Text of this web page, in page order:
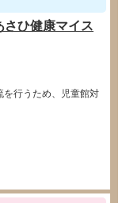
さひ健康マイス
を行うため、児童館対